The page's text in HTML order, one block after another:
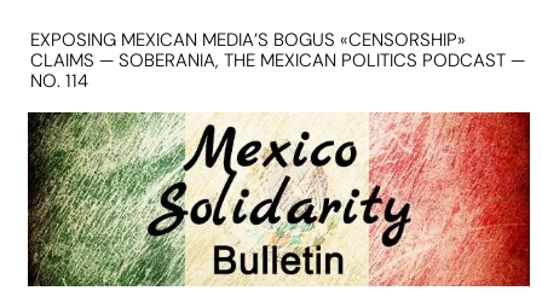
EXPOSING MEXICAN MEDIA’S BOGUS «CENSORSHIP»
CLAIMS — SOBERANIA, THE MEXICAN POLITICS PODCAST —
NO. 114